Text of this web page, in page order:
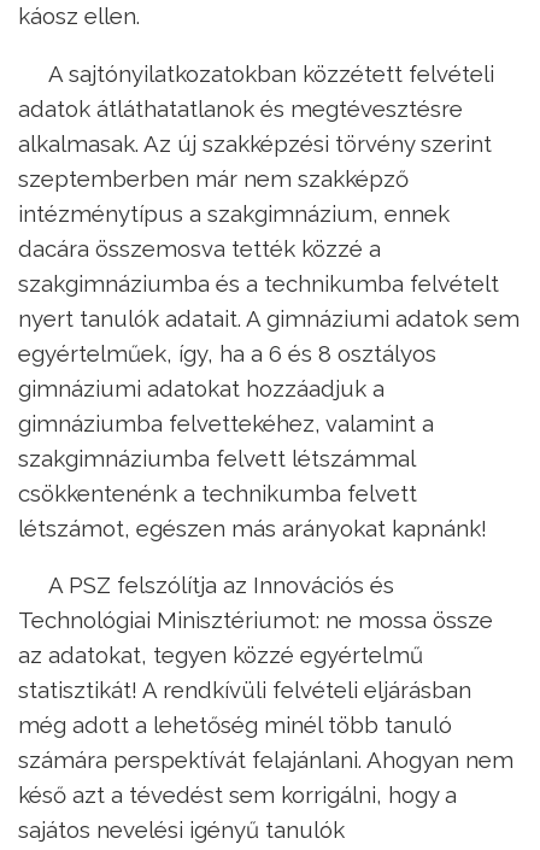
káosz ellen.
A sajtónyilatkozatokban közzétett felvételi
adatok átláthatatlanok és megtévesztésre
alkalmasak. Az új szakképzési törvény szerint
szeptemberben már nem szakképző
intézménytípus a szakgimnázium, ennek
dacára összemosva tették közzé a
szakgimnáziumba és a technikumba felvételt
nyert tanulók adatait. A gimnáziumi adatok sem
egyértelműek, így, ha a 6 és 8 osztályos
gimnáziumi adatokat hozzáadjuk a
gimnáziumba felvettekéhez, valamint a
szakgimnáziumba felvett létszámmal
csökkentenénk a technikumba felvett
létszámot, egészen más arányokat kapnánk!
A PSZ felszólítja az Innovációs és
Technológiai Minisztériumot: ne mossa össze
az adatokat, tegyen közzé egyértelmű
statisztikát! A rendkívüli felvételi eljárásban
még adott a lehetőség minél több tanuló
számára perspektívát felajánlani. Ahogyan nem
késő azt a tévedést sem korrigálni, hogy a
sajátos nevelési igényű tanulók